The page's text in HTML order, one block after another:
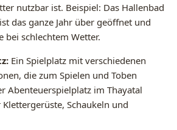
nutzbar ist. Beispiel: Das Hallenbad
das ganze Jahr über geöffnet und
bei schlechtem Wetter.
Ein Spielplatz mit verschiedenen
die zum Spielen und Toben
Abenteuerspielplatz im Thayatal
Schaukeln und